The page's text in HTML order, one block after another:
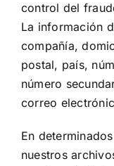
control del
La información
compañía,
postal, país,
número
correo
En
nuestros